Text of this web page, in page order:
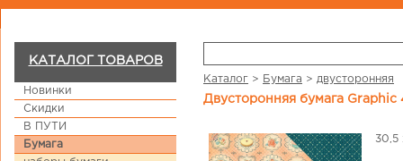
КАТАЛОГ ТОВАРОВ
Новинки
Скидки
В ПУТИ
Бумага
Каталог > Бумага > двусторонняя
Двусторонняя бумага
30,5